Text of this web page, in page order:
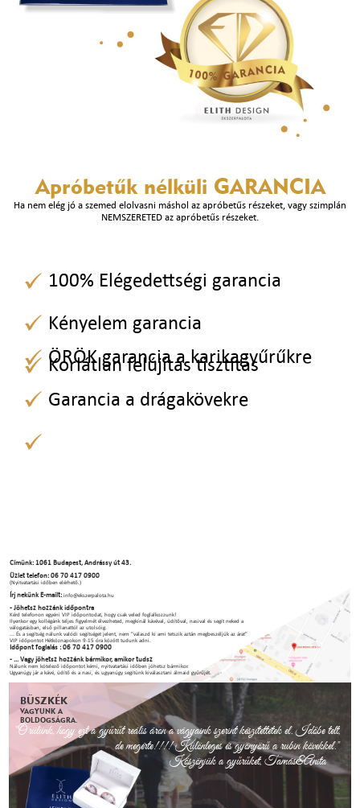
Apróbetűk nélküli GARANCIA
Ha nem elég jó a szemed elolvasni máshol az apróbetűs részeket, vagy szimplán
NEMSZERETED az apróbetűs részeket.
100% Elégedettségi garancia
Kényelem garancia
Korlátlan felújítás tisztítás
ÖRÖK garancia a karikagyűrűkre
Garancia a drágakövekre
Címünk: 1061 Budapest, Andrássy út 43.
Üzlet telefon: 06 70 417 0900
(Nyitvatartási időben elérhető.)
Írj nekünk E-mailt:info@ekszerpalota.hu
- Jöhetsz hozzánk időpontra
Kérd telefonon egyéni VIP időpontodat, hogy csak veled foglalkozzunk!
Ilyenkor egy kollégánk teljes figyelmét élvezheted, megkínál kávéval, üdítőval, nasival és segít neked a
válogatásban, első pillanattól az utolsóig.
... És a segítség nálunk valódi segítséget jelent, nem "válaszd ki ami tetszik aztán megbeszéljük az árat"
VIP időpontot Hétköznapokon 9-15 óra között tudunk adni.
Időpont foglalás : 06 70 417 0900
- ... Vagy jöhetsz hozzánk bármikor, amikor tudsz
Nálunk nem kötelező időpontot kérni, nyitvatartási időben jöhetsz bármikor.
Ugyanúgy jár a kávé, üdítő és a nasi, és ugyanúgy segítünk kiválasztani álmaid gyűrűjét.
BÜSZKÉK
VAGYUNK A
BOLDOGSÁGRA.
"Örülünk, hogy ezt a gyűrűt reális áron a vágyaink szerint készítettétek el. Időbe telt,
de megérte!!!! Különleges és gyönyörű a rubin kövekkel."
Köszönjük a gyűrűket, Tamás&Anita